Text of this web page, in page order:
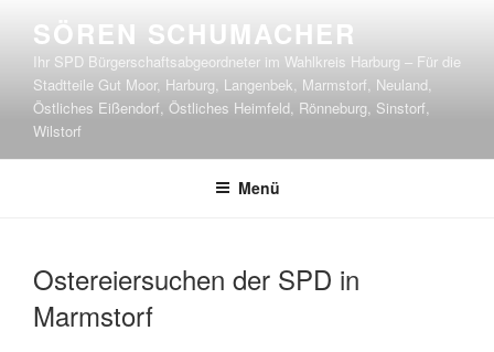
Inhalt
springen
SÖREN SCHUMACHER
Ihr SPD Bürgerschaftsabgeordneter im Wahlkreis Harburg – Für die
Stadtteile Gut Moor, Harburg, Langenbek, Marmstorf, Neuland,
Östliches Eißendorf, Östliches Heimfeld, Rönneburg, Sinstorf,
Wilstorf
Menü
Ostereiersuchen der SPD in
Marmstorf